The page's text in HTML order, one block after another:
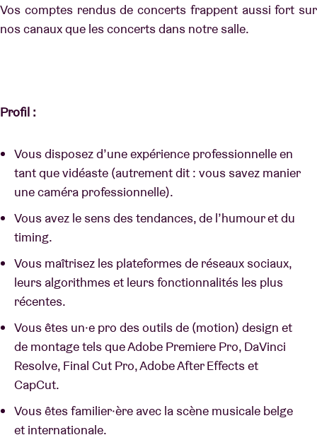
Vos comptes rendus de concerts frappent aussi fort sur
nos canaux que les concerts dans notre salle.
Profil :
Vous disposez d’une expérience professionnelle en
tant que vidéaste (autrement dit : vous savez manier
une caméra professionnelle).
Vous avez le sens des tendances, de l’humour et du
timing.
Vous maîtrisez les plateformes de réseaux sociaux,
leurs algorithmes et leurs fonctionnalités les plus
récentes.
Vous êtes un·e pro des outils de (motion) design et
de montage tels que Adobe Premiere Pro, DaVinci
Resolve, Final Cut Pro, Adobe After Effects et
CapCut.
Vous êtes familier·ère avec la scène musicale belge
et internationale.